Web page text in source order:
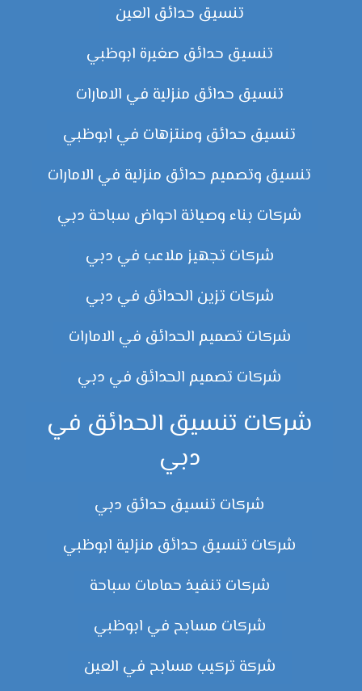
تنسيق حدائق العين
تنسيق حدائق صغيرة ابوظبي
تنسيق حدائق منزلية في الامارات
تنسيق حدائق ومنتزهات في ابوظبي
تنسيق وتصميم حدائق منزلية في الامارات
شركات بناء وصيانة احواض سباحة دبي
شركات تجهيز ملاعب في دبي
شركات تزين الحدائق في دبي
شركات تصميم الحدائق في الامارات
شركات تصميم الحدائق في دبي
شركات تنسيق الحدائق في
دبي
شركات تنسيق حدائق دبي
شركات تنسيق حدائق منزلية ابوظبي
شركات تنفيذ حمامات سباحة
شركات مسابح في ابوظبي
شركة تركيب مسابح في العين